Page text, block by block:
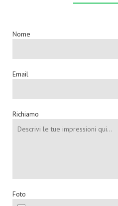
Nome
Email
Richiamo
Foto